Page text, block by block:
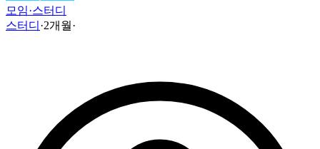
모임·스터디
스터디 ·2개월·